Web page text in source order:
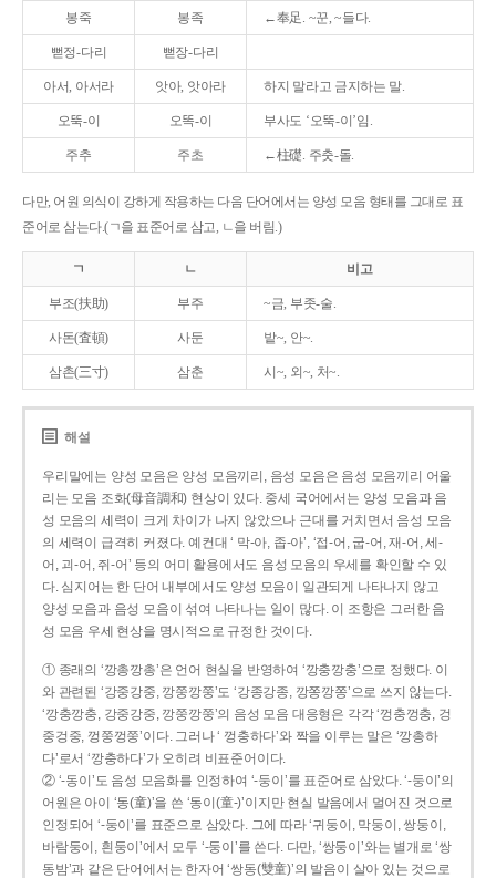
봉죽 봉족 ←奉足. ~꾼, ~들다.
뻗정-다리 뻗장-다리
아서, 아서라 앗아, 앗아라 하지 말라고 금지하는 말.
오뚝-이 오똑-이 부사도 ‘오뚝-이’임.
주추 주초 ←柱礎. 주춧-돌.
다만, 어원 의식이 강하게 작용하는 다음 단어에서는 양성 모음 형태를 그대로 표
준어로 삼는다.(ㄱ을 표준어로 삼고, ㄴ을 버림.)
ㄱ ㄴ 비고
부조(扶助) 부주 ~금, 부좃-술.
사돈(査頓) 사둔 밭~, 안~.
삼촌(三寸) 삼춘 시~, 외~, 처~.
해설
우리말에는 양성 모음은 양성 모음끼리, 음성 모음은 음성 모음끼리 어울
리는 모음 조화(母音調和) 현상이 있다. 중세 국어에서는 양성 모음과 음
성 모음의 세력이 크게 차이가 나지 않았으나 근대를 거치면서 음성 모음
의 세력이 급격히 커졌다. 예컨대 ‘ 막-아, 좁-아’, ‘접-어, 굽-어, 재-어, 세-
어, 괴-어, 쥐-어’ 등의 어미 활용에서도 음성 모음의 우세를 확인할 수 있
다. 심지어는 한 단어 내부에서도 양성 모음이 일관되게 나타나지 않고
양성 모음과 음성 모음이 섞여 나타나는 일이 많다. 이 조항은 그러한 음
성 모음 우세 현상을 명시적으로 규정한 것이다.
① 종래의 ‘깡총깡총’은 언어 현실을 반영하여 ‘깡충깡충’으로 정했다. 이
와 관련된 ‘강중강중, 깡쭝깡쭝’도 ‘강종강종, 깡쫑깡쫑’으로 쓰지 않는다.
‘깡충깡충, 강중강중, 깡쭝깡쭝’의 음성 모음 대응형은 각각 ‘껑충껑충, 겅
중겅중, 껑쭝껑쭝’이다. 그러나 ‘ 껑충하다’와 짝을 이루는 말은 ‘깡총하
다’로서 ‘깡충하다’가 오히려 비표준어이다.
② ‘-동이’도 음성 모음화를 인정하여 ‘-둥이’를 표준어로 삼았다. ‘-둥이’의
어원은 아이 ‘동(童)’을 쓴 ‘동이(童-)’이지만 현실 발음에서 멀어진 것으로
인정되어 ‘-둥이’를 표준으로 삼았다. 그에 따라 ‘귀둥이, 막둥이, 쌍둥이,
바람둥이, 흰둥이’에서 모두 ‘-둥이’를 쓴다. 다만, ‘쌍둥이’와는 별개로 ‘쌍
동밤’과 같은 단어에서는 한자어 ‘쌍동(雙童)’의 발음이 살아 있는 것으로